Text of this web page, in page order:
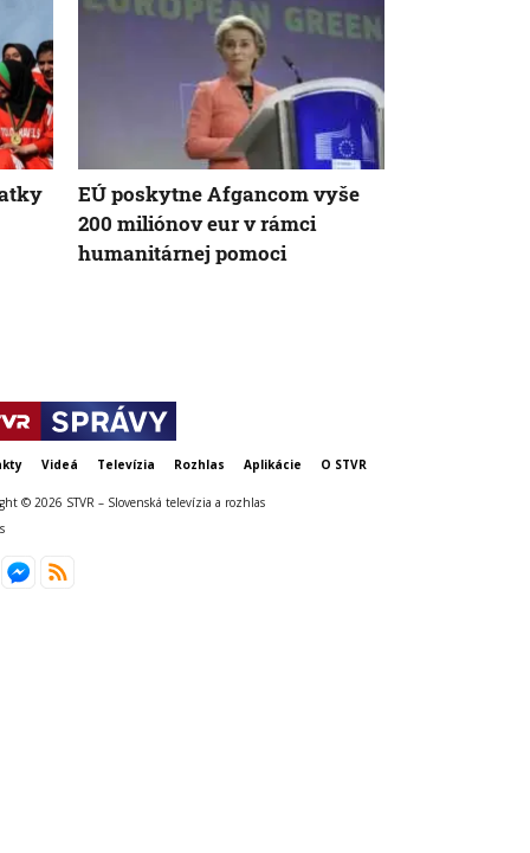
EÚ poskytne Afgancom vyše
200 miliónov eur v rámci
humanitárnej pomoci
Videá Televízia Rozhlas Aplikácie O STVR
© 2026 STVR – Slovenská televízia a rozhlas